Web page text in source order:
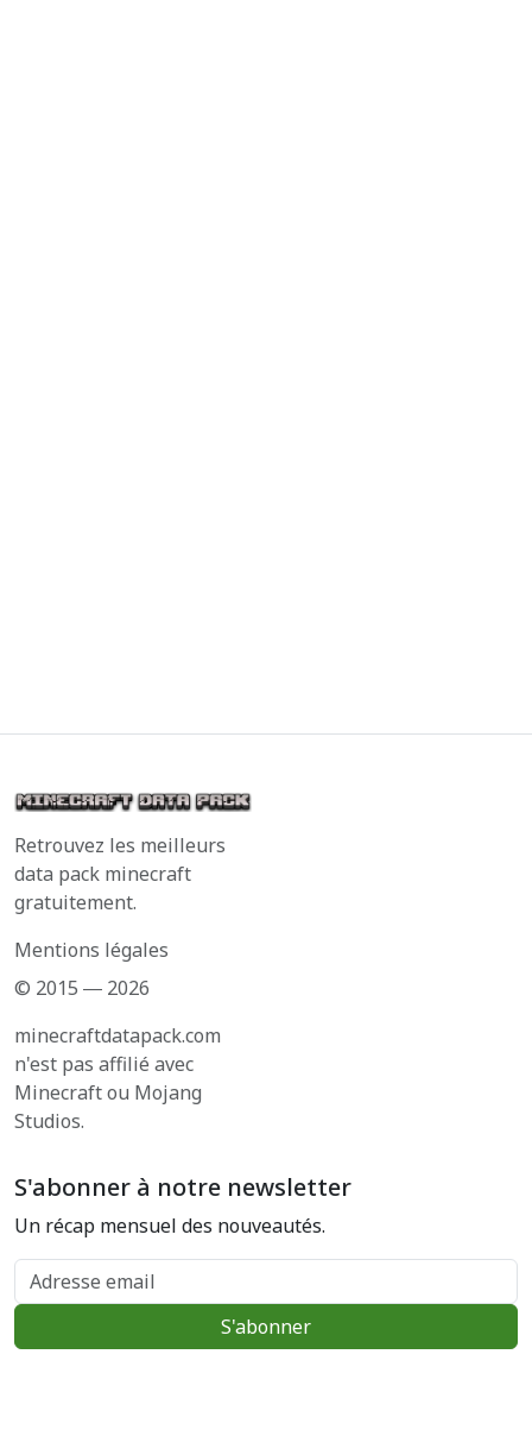
Retrouvez les meilleurs
data pack minecraft
gratuitement.
Mentions légales
© 2015 ― 2026
minecraftdatapack.com
n'est pas affilié avec
Minecraft ou Mojang
Studios.
S'abonner à notre newsletter
Un récap mensuel des nouveautés.
Adresse email
S'abonner